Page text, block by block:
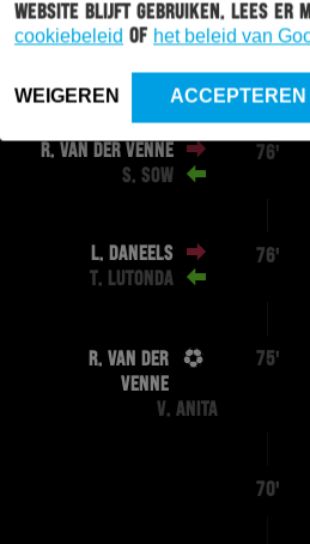
website blijft gebruiken. Lees er
cookiebeleid of het beleid van
WEIGEREN ACCEPTEREN
82'
R. VAN DER VENNE
S. SOW
76'
L. DANEELS
T. LUTONDA
76'
R. VAN DER
VENNE
V. ANITA
75'
70'